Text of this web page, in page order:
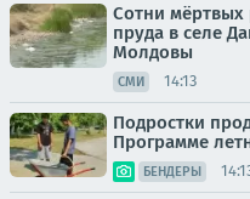
Сотни мёртвых
пруда в селе
Молдовы
СМИ 14:13
Подростки
Программе
БЕНДЕРЫ